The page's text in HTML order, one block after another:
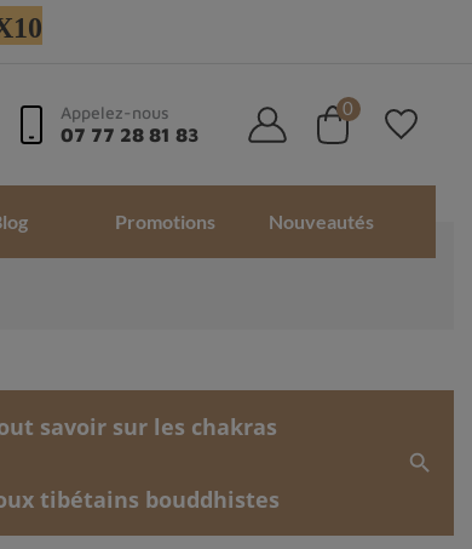
Appelez-nous
07 77 28 81 83
0
Promotions Nouveautés
savoir sur les chakras
tibétains bouddhistes
search